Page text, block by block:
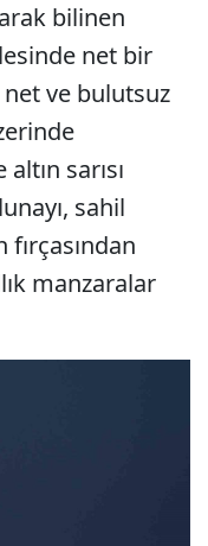
bilinen
net bir
ve bulutsuz
sarısı
sahil
manzaralar